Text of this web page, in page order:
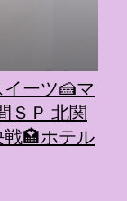
ーツ🍰マ
ＳＰ 北関
🏩ホテル